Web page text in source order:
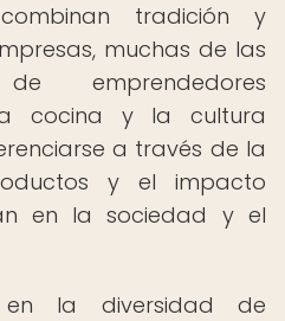
tradición y
muchas de las
emprendedores
cocina y la cultura
a través de la
y el impacto
en la sociedad y el
la diversidad de